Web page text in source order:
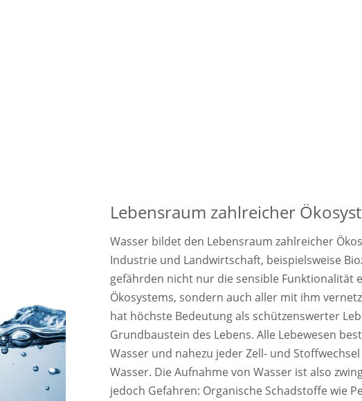
Lebensraum zahlreicher
Wasser bildet den Lebensraum zahlreicher
Industrie und Landwirtschaft, beispielsweise
gefährden nicht nur die sensible Funktionalität
Ökosystems, sondern auch aller mit ihm
hat höchste Bedeutung als schützenswerter
Grundbaustein des Lebens. Alle Lebewesen
Wasser und nahezu jeder Zell- und
Wasser. Die Aufnahme von Wasser ist also
jedoch Gefahren: Organische Schadstoffe wie